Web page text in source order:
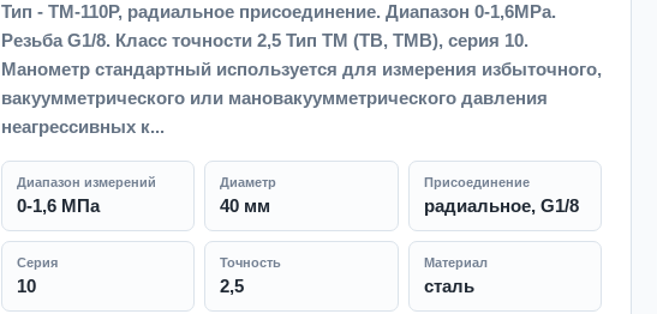
Тип - ТМ-110Р, радиальное присоединение. Диапазон 0-1,6MPa.
Резьба G1/8. Класс точности 2,5 Тип ТМ (ТВ, ТМВ), серия 10.
Манометр стандартный используется для измерения избыточного,
вакуумметрического или мановакуумметрического давления
неагрессивных к...
Диапазон измерений
0-1,6 МПа
Диаметр
40 мм
Присоединение
радиальное, G1/8
Серия
10
Точность
2,5
Материал
сталь